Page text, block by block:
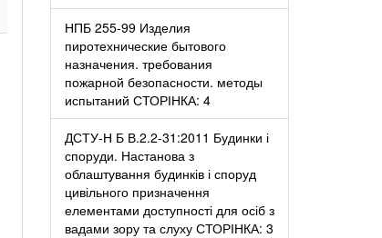
НПБ 255-99 Изделия
пиротехнические бытового
назначения. требования
пожарной безопасности. методы
испытаний СТОРІНКА: 4
ДСТУ-Н Б В.2.2-31:2011 Будинки і
споруди. Настанова з
облаштування будинків і споруд
цивільного призначення
елементами доступності для осіб з
вадами зору та слуху СТОРІНКА: 3